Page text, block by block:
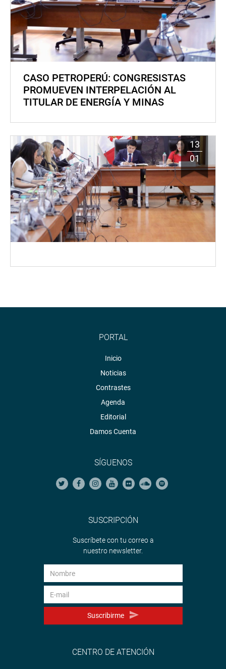
CASO PETROPERÚ: CONGRESISTAS
PROMUEVEN INTERPELACIÓN AL
TITULAR DE ENERGÍA Y MINAS
13
01
PORTAL
Inicio
Noticias
Contrastes
Agenda
Editorial
Damos Cuenta
SÍGUENOS
SUSCRIPCIÓN
Suscríbete con tu correo a
nuestro newsletter.
Suscribirme
CENTRO DE ATENCIÓN